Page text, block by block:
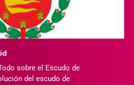
sobre el Escudo de
del escudo de